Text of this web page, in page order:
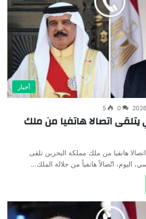
أخبار
0
5
اتصالا هاتفيا من ملك
هاتفيا من ملك مملكة البحرين تلقى
اليوم، اتّصالاً هاتفياً من جلالة الملك…